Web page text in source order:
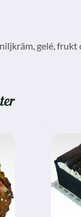
gelé, frukt